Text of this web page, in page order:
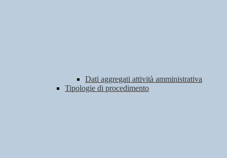
Dati aggregati attività amministrativa
Tipologie di procedimento